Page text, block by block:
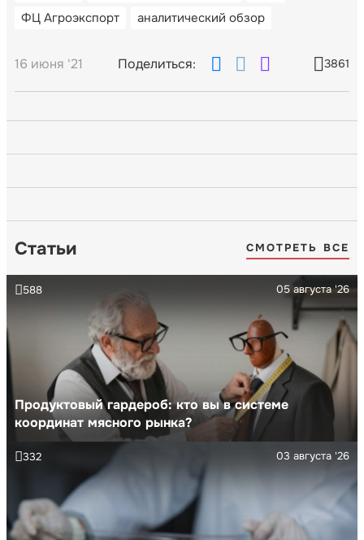
ФЦ Агроэкспорт
аналитический обзор
16 июня '21 Поделиться: 3861
Статьи СМОТРЕТЬ ВСЕ
Продуктовый гардероб: кто вы в системе
координат мясного рынка?
05 августа '26
588
03 августа '26
332